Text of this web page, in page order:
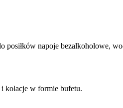
posiłków napoje bezalkoholowe,
kolacje w formie bufetu.